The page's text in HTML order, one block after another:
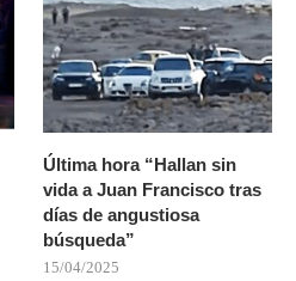
Última hora “Hallan sin
vida a Juan Francisco tras
días de angustiosa
búsqueda”
15/04/2025